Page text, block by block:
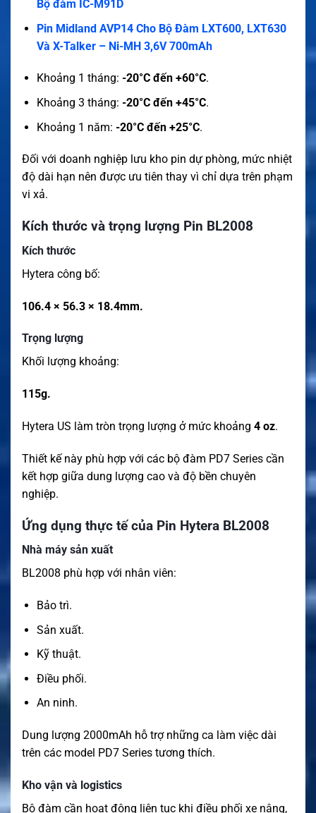
Bộ đàm IC-M91D
Pin Midland AVP14 Cho Bộ Đàm LXT600, LXT630
Và X-Talker – Ni-MH 3,6V 700mAh
Khoảng 1 tháng: -20°C đến +60°C.
Khoảng 3 tháng: -20°C đến +45°C.
Khoảng 1 năm: -20°C đến +25°C.
Đối với doanh nghiệp lưu kho pin dự phòng, mức nhiệt
độ dài hạn nên được ưu tiên thay vì chỉ dựa trên phạm
vi xả.
Kích thước và trọng lượng Pin BL2008
Kích thước
Hytera công bố:
106.4 × 56.3 × 18.4mm.
Trọng lượng
Khối lượng khoảng:
115g.
Hytera US làm tròn trọng lượng ở mức khoảng 4 oz.
Thiết kế này phù hợp với các bộ đàm PD7 Series cần
kết hợp giữa dung lượng cao và độ bền chuyên
nghiệp.
Ứng dụng thực tế của Pin Hytera BL2008
Nhà máy sản xuất
BL2008 phù hợp với nhân viên:
Bảo trì.
Sản xuất.
Kỹ thuật.
Điều phối.
An ninh.
Dung lượng 2000mAh hỗ trợ những ca làm việc dài
trên các model PD7 Series tương thích.
Kho vận và logistics
Bộ đàm cần hoạt động liên tục khi điều phối xe nâng,